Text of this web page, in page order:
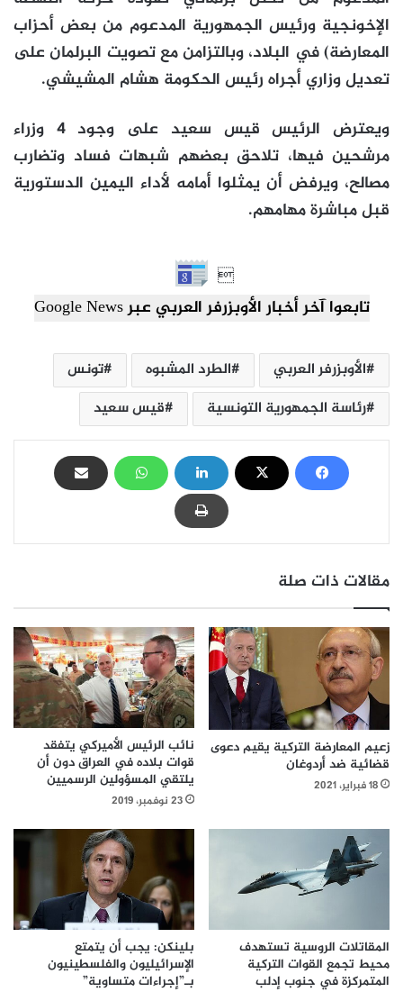
الإخونجية ورئيس الجمهورية المدعوم من بعض أحزاب
المعارضة) في البلاد، وبالتزامن مع تصويت البرلمان على
تعديل وزاري أجراه رئيس الحكومة هشام المشيشي.
ويعترض الرئيس قيس سعيد على وجود 4 وزراء
مرشحين فيها، تلاحق بعضهم شبهات فساد وتضارب
مصالح، ويرفض أن يمثلوا أمامه لأداء اليمين الدستورية
قبل مباشرة مهامهم.

تابعوا آخر أخبار الأوبزرفر العربي عبر Google News
الأوبزرفر العربي الطرد المشبوه
تونس
رئاسة الجمهورية التونسية
قيس سعيد
مقالات ذات صلة
زعيم المعارضة التركية يقيم دعوى
قضائية ضد أردوغان
18 فبراير، 2021
نائب الرئيس الأميركي يتفقد
قوات بلاده في العراق دون أن
يلتقي المسؤولين الرسميين
23 نوفمبر، 2019
المقاتلات الروسية تستهدف
محيط تجمع القوات التركية
المتمركزة في جنوب إدلب
بلينكن: يجب أن يتمتع
الإسرائيليون والفلسطينيون
بـ”إجراءات متساوية”